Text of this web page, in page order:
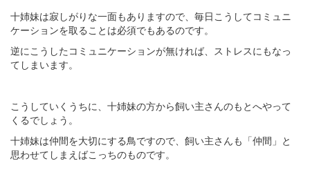
十姉妹は寂しがりな一面もありますので、毎日こうしてコミュニ
ケーションを取ることは必須でもあるのです。
逆にこうしたコミュニケーションが無ければ、ストレスにもなっ
てしまいます。
こうしていくうちに、十姉妹の方から飼い主さんのもとへやって
くるでしょう。
十姉妹は仲間を大切にする鳥ですので、飼い主さんも「仲間」と
思わせてしまえばこっちのものです。